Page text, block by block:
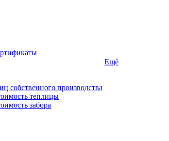
собственного производства
теплицы
забора
Ещё